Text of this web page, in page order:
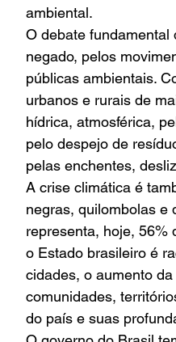
ambiental.
O debate fundamental
negado, pelos
públicas ambientais.
urbanos e rurais de
hídrica, atmosférica,
pelo despejo de
pelas enchentes,
A crise climática é
negras, quilombolas e
representa, hoje, 56%
o Estado brasileiro é
cidades, o aumento
comunidades,
do país e suas